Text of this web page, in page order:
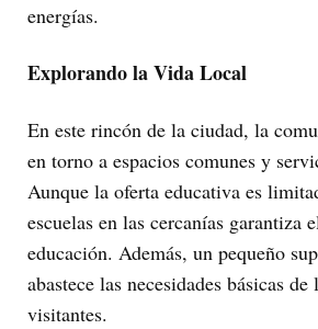
energías.
Explorando la Vida Local
En este rincón de la ciudad, la
en torno a espacios comunes y
Aunque la oferta educativa es
escuelas en las cercanías garantiza
educación. Además, un pequeño
abastece las necesidades básicas
visitantes.